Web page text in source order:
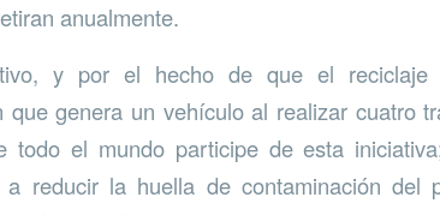
anualmente.
y por el hecho de que el
que genera un vehículo al realizar cuatro
todo el mundo participe de esta
a reducir la huella de contaminación del